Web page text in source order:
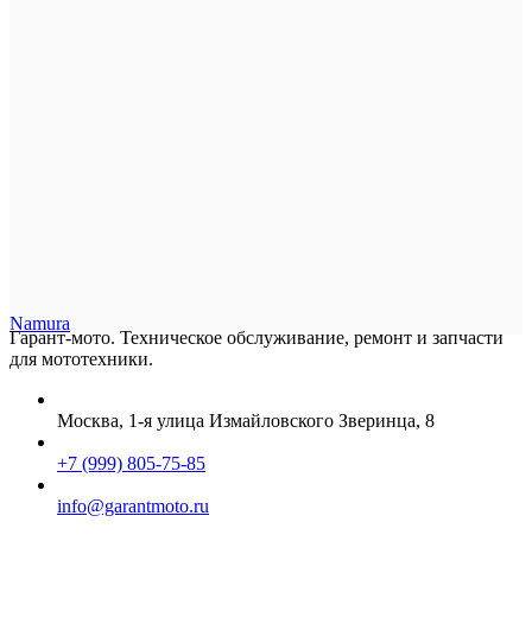
Namura
Гарант-мото. Техническое обслуживание, ремонт и запчасти
для мототехники.
Москва, 1-я улица Измайловского Зверинца, 8
+7 (999) 805-75-85
info@garantmoto.ru